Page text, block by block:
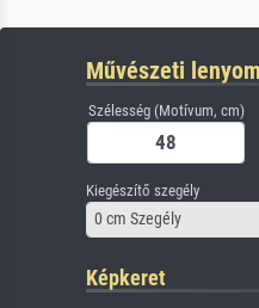
Művészeti
Szélesség (Motívum, cm)
Kiegészítő szegély
0 cm Szegély
Képkeret